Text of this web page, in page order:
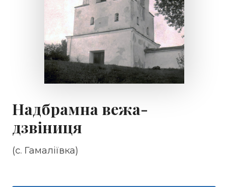
Надбрамна вежа-
дзвіниця
(с. Гамаліївка)